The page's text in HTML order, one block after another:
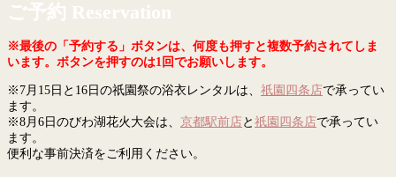
ご予約 Reservation
※最後の「予約する」ボタンは、何度も押すと複数予約されてしま
います。ボタンを押すのは1回でお願いします。
※7月15日と16日の祇園祭の浴衣レンタルは、 祇園四条店で承ってい
ます。
※8月6日のびわ湖花火大会は、 京都駅前店 と 祇園四条店で承ってい
ます。
便利な事前決済をご利用ください。